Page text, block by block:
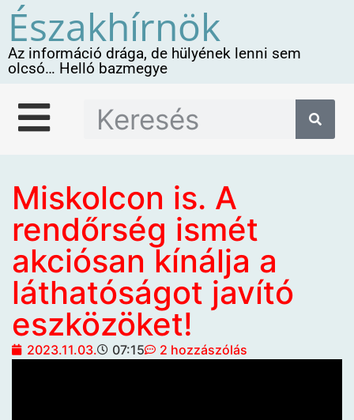
Északhírnök
Az információ drága, de hülyének lenni sem
olcsó… Helló bazmegye
Miskolcon is. A
rendőrség ismét
akciósan kínálja a
láthatóságot javító
eszközöket!
2023.11.03. 07:15 2 hozzászólás